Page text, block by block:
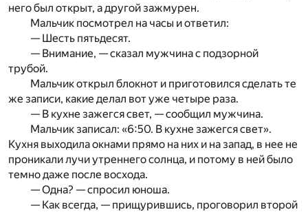
него был открыт, а другой зажмурен.
Мальчик посмотрел на часы и ответил:
— Шесть пятьдесят.
— Внимание, — сказал мужчина с подзорной
трубой.
Мальчик открыл блокнот и приготовился сделать те
же записи, какие делал вот уже четыре раза.
— В кухне зажегся свет, — сообщил мужчина.
Мальчик записал: «6:50. В кухне зажегся свет».
Кухня выходила окнами прямо на них и на запад, в нее не
проникали лучи утреннего солнца, и потому в ней было
темно даже после восхода.
— Одна? — спросил юноша.
— Как всегда, — прищурившись, проговорил второй